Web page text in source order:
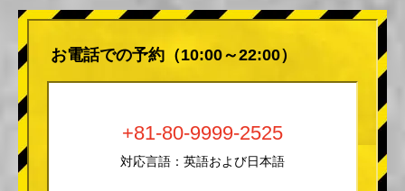
お電話での予約（10:00～22:00）
+81-80-9999-2525
対応言語：英語および日本語